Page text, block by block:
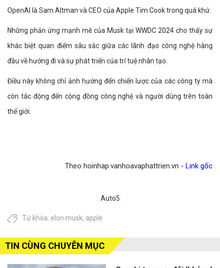
OpenAI là Sam Altman và CEO của Apple Tim Cook trong quá khứ.
Những phản ứng mạnh mẽ của Musk tại WWDC 2024 cho thấy sự
khác biệt quan điểm sâu sắc giữa các lãnh đạo công nghệ hàng
đầu về hướng đi và sự phát triển của trí tuệ nhân tạo.
Điều này không chỉ ảnh hưởng đến chiến lược của các công ty mà
còn tác động đến cộng đồng công nghệ và người dùng trên toàn
thế giới.
Theo hoinhap.vanhoavaphattrien.vn - Link gốc
Auto5
Từ khóa: elon musk, apple
TIN CÙNG CHUYÊN MỤC